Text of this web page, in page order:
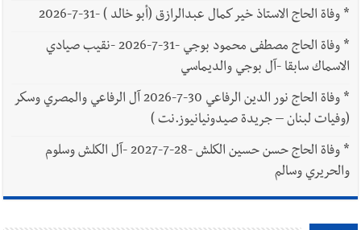
*وفاة الحاج الاستاذ خير كمال عبدالرازق (أبو خالد ) -31-7-2026
*
وفاة الحاج مصطفى محمود بوجي -31-7-2026 -نقيب صيادي
الاسماك سابقا -آل بوجي والديماسي
*
وفاة الحاج نور الدين الرفاعي 30-7-2026 آل الرفاعي والمصري وسكر
(وفيات لبنان – جريدة صيدونيانيوز.نت )
*
وفاة الحاج حسن حسين الكلش -28-7-2027 -آل الكلش وسلوم
والحريري وسالم